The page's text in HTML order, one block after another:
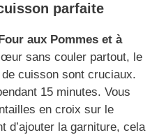
parfaite
aux Pommes et à
sans couler partout, le
cuisson sont cruciaux.
15 minutes. Vous
en croix sur le
d’ajouter la garniture, cela